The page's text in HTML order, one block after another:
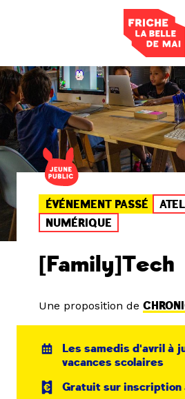
ÉVÉNEMENT PASSÉ
NUMÉRIQUE
[Family]Tech
Une proposition de
Les samedis d'avril à
vacances scolaires
Gratuit sur inscription
Panneau de gestion des cookies